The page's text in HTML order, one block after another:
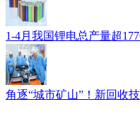
1-4月我国锂电总产量超
角逐“城市矿山”！新回收